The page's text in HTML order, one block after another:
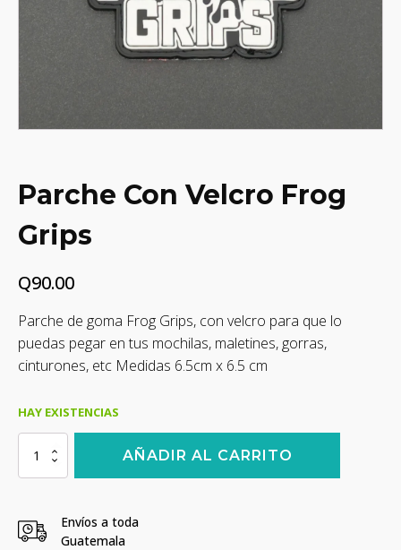
Parche Con Velcro Frog
Grips
Q90.00
Parche de goma Frog Grips, con velcro para que lo
puedas pegar en tus mochilas, maletines, gorras,
cinturones, etc Medidas 6.5cm x 6.5 cm
HAY EXISTENCIAS
Parche
Con
Velcro
cantidad
AÑADIR AL CARRITO
Envíos a toda
Guatemala